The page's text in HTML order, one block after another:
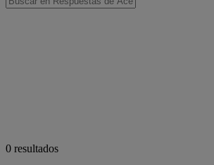
0 resultados